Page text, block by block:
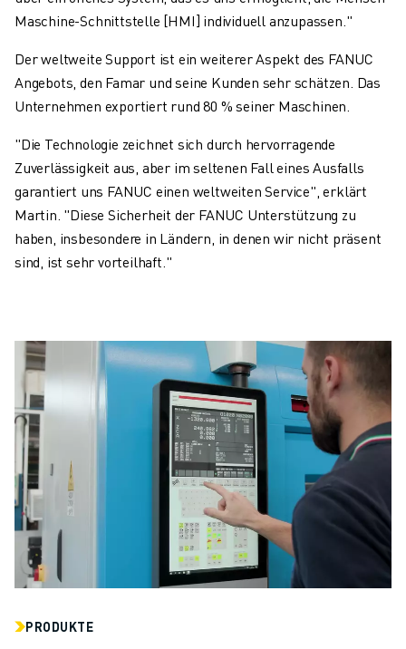
Maschine-Schnittstelle [HMI] individuell anzupassen."
Der weltweite Support ist ein weiterer Aspekt des FANUC
Angebots, den Famar und seine Kunden sehr schätzen. Das
Unternehmen exportiert rund 80 % seiner Maschinen.
"Die Technologie zeichnet sich durch hervorragende
Zuverlässigkeit aus, aber im seltenen Fall eines Ausfalls
garantiert uns FANUC einen weltweiten Service", erklärt
Martin. "Diese Sicherheit der FANUC Unterstützung zu
haben, insbesondere in Ländern, in denen wir nicht präsent
sind, ist sehr vorteilhaft."
PRODUKTE